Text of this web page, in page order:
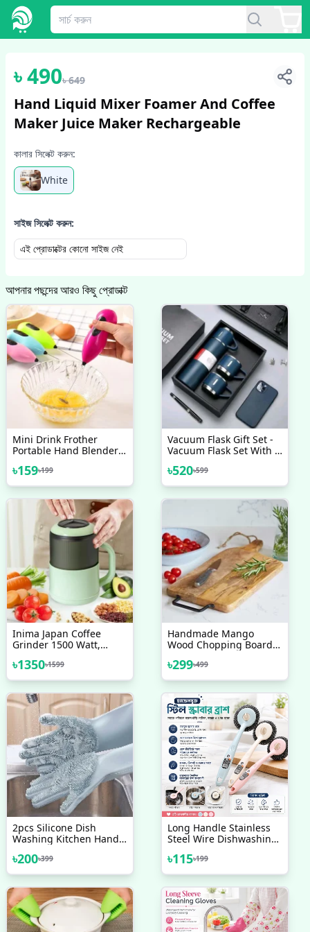
1/4
৳490৳649
Hand Liquid Mixer Foamer And Coffee
Maker Juice Maker Rechargeable
কালার সিলেক্ট করুন:
White
সাইজ সিলেক্ট করুন:
এই প্রোডাক্টের কোনো সাইজ নেই
আপনার পছন্দের আরও কিছু প্রোডাক্ট
Mini Drink Frother
Portable Hand Blender
Egg Beater Mixer
৳159৳199
Vacuum Flask Gift Set -
Vacuum Flask Set With 3
Vacuum Flask Set/
Coffee Mug/ Tea Mug/
৳520৳599
Inima Japan Coffee
Grinder 1500 Watt,
Machine, Electric Coffee
Grinder
৳1350৳1599
Handmade Mango
Wood Chopping Board -
Board - Serving Platter-
Wooden Serving Tray -
Charcuterie
৳299৳499
2pcs Silicone Dish
Washing Kitchen Hand
Dish Washing Gloves
৳200৳399
Long Handle Stainless
Steel Wire Dishwashing
৳115৳199